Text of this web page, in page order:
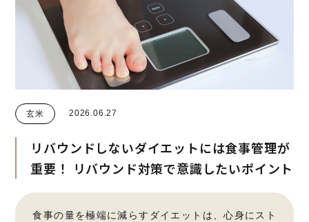
玄米 2026.06.27
リバウンドしないダイエットには食事管理が
重要！
リバウンド対策で意識したいポイント
食事の量を極端に減らすダイエットは、心身にスト